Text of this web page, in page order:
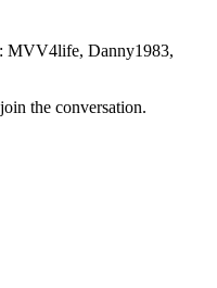
MVV4life, Danny1983,
the conversation.